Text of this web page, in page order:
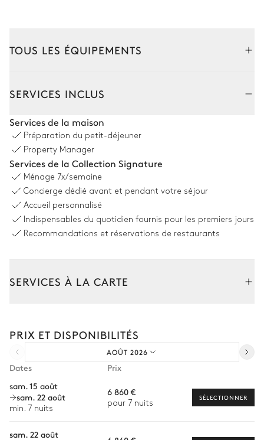
TOUS LES ÉQUIPEMENTS
Vue sur les montagnes Climatisation
2Canapés
Fauteuils
Cheminée
Bois
Smart TV
Système son
Table
Ouverte
Congélateur
Four
Blender / Mixeur
SERVICES INCLUS
Services de la maison
Préparation du petit-déjeuner
Property Manager
Services de la Collection Signature
Ménage 7x/semaine
Concierge dédié avant et pendant votre séjour
Accueil personnalisé
Indispensables du quotidien fournis pour les premiers jours
Recommandations et réservations de restaurants
SERVICES À LA CARTE
Transfert à l'arrivée et au départ
Courses livrées avant l'arrivée
Chef à domicile
PRIX ET DISPONIBILITÉS
AOÛT 2026
Dates
Prix
sam. 15 août
sam. 22 août
min. 7 nuits
6 860 €
pour 7 nuits
SÉLECTIONNER
sam. 22 août